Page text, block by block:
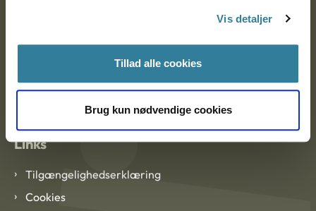
Vis detaljer
Tillad alle cookies
Brug kun nødvendige cookies
Om Ankestyrelsen
Links
Tilgængelighedserklæring
Cookies